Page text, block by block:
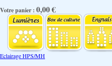
Votre panier : 0,00 €
Eclairage HPS/MH